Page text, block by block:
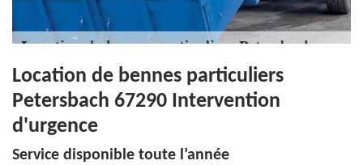
Location de bennes particuliers
Petersbach 67290 Intervention
d'urgence
Service disponible toute l’année